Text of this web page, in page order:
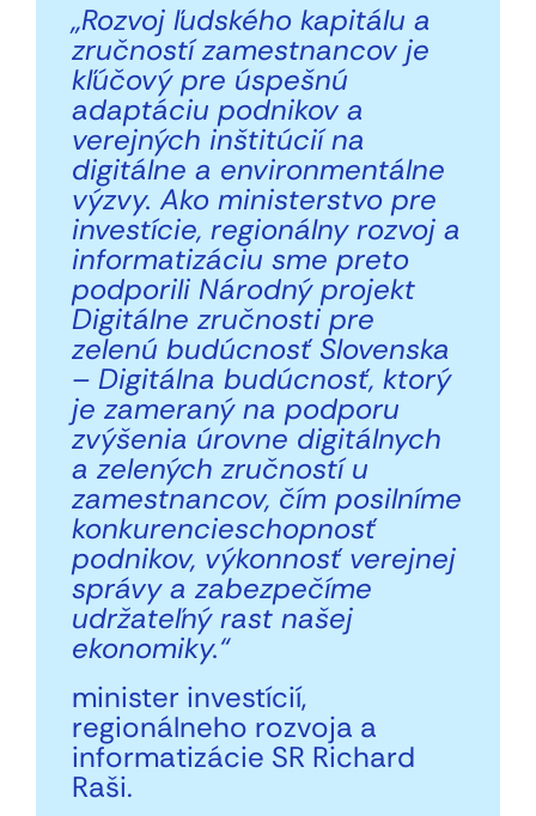
„Rozvoj ľudského kapitálu a
zručností zamestnancov je
kľúčový pre úspešnú
adaptáciu podnikov a
verejných inštitúcií na
digitálne a environmentálne
výzvy. Ako ministerstvo pre
investície, regionálny rozvoj a
informatizáciu sme preto
podporili Národný projekt
Digitálne zručnosti pre
zelenú budúcnosť Slovenska
– Digitálna budúcnosť, ktorý
je zameraný na podporu
zvýšenia úrovne digitálnych
a zelených zručností u
zamestnancov, čím posilníme
konkurencieschopnosť
podnikov, výkonnosť verejnej
správy a zabezpečíme
udržateľný rast našej
ekonomiky.“
minister investícií,
regionálneho rozvoja a
informatizácie SR Richard
Raši.